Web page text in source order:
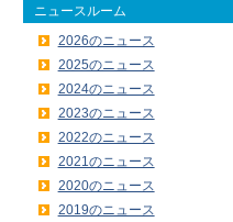
ニュースルーム
2026のニュース
2025のニュース
2024のニュース
2023のニュース
2022のニュース
2021のニュース
2020のニュース
2019のニュース